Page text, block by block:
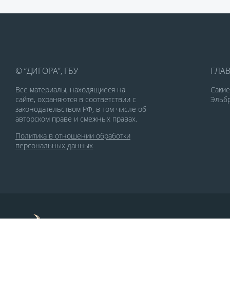
© “ДИГОРА”, ГБУ
Все материалы, находящиеся на
сайте, охраняются в соответствии с
законодательством РФ, в том числе об
авторском праве и смежных правах.
Политика в отношении обработки
персональных данных